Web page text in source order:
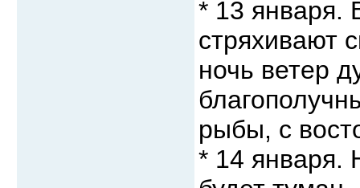
* 13 января.
стряхивают
ночь ветер
рыбы, с
* 14 января.